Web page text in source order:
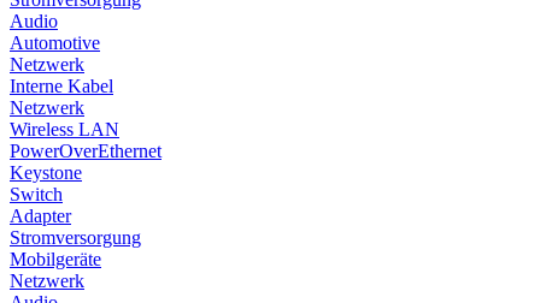
Audio
Automotive
Netzwerk
Interne Kabel
Netzwerk
Wireless LAN
PowerOverEthernet
Keystone
Switch
Adapter
Stromversorgung
Mobilgeräte
Netzwerk